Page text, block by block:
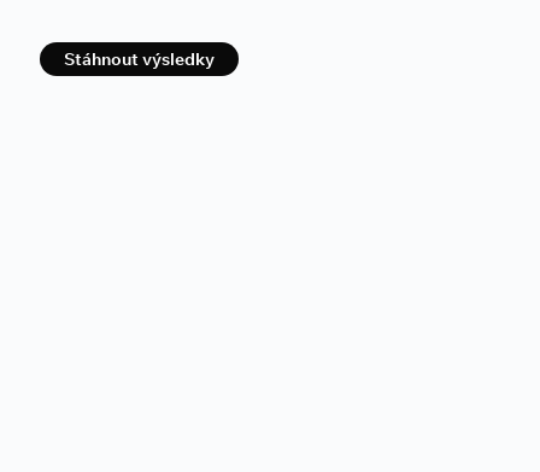
Stáhnout výsledky